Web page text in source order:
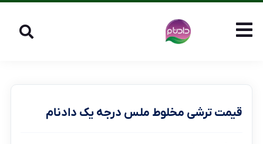
قیمت ترشی مخلوط ملس درجه یک دادنام